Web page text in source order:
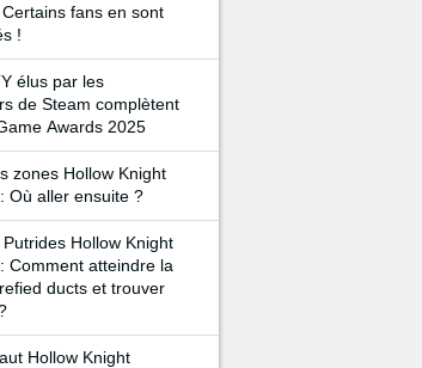
fans en sont
!
élus par les
de Steam complètent
Awards 2025
zones Hollow Knight
Où aller ensuite ?
Hollow Knight
Comment atteindre la
ducts et trouver
Hollow Knight